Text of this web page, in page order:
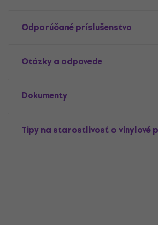
Odporúčané príslušenstvo
Otázky a odpovede
Dokumenty
Tipy na starostlivosť o vinylové